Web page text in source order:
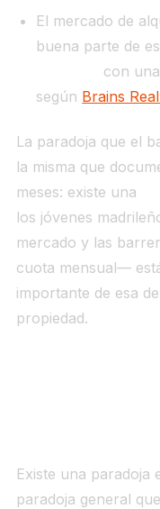
El mercado de
buena parte de
con
según Brains
La paradoja que el
la misma que
meses: existe una
los jóvenes
mercado y las
cuota mensual—
importante de esa
propiedad.
Existe una paradoja
paradoja general